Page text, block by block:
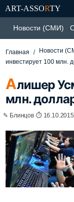
ART-ASSORTY
Новости (СМИ)
Главная Новости
инвестирует 100 млн.
Алишер
млн.
✎ Блинцов ⏱